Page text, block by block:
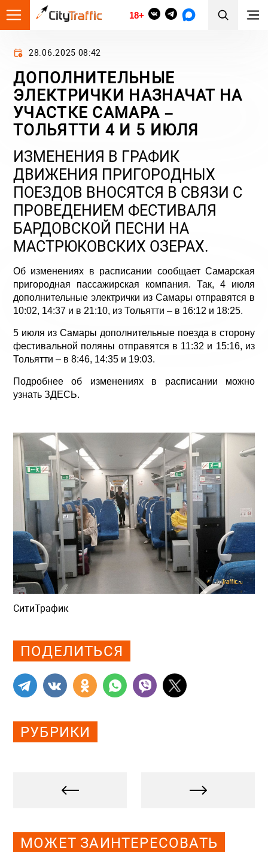
18+
28.06.2025 08:42
ДОПОЛНИТЕЛЬНЫЕ
ЭЛЕКТРИЧКИ НАЗНАЧАТ НА
УЧАСТКЕ САМАРА –
ТОЛЬЯТТИ 4 И 5 ИЮЛЯ
ИЗМЕНЕНИЯ В ГРАФИК
ДВИЖЕНИЯ ПРИГОРОДНЫХ
ПОЕЗДОВ ВНОСЯТСЯ В СВЯЗИ С
ПРОВЕДЕНИЕМ ФЕСТИВАЛЯ
БАРДОВСКОЙ ПЕСНИ НА
МАСТРЮКОВСКИХ ОЗЕРАХ.
Об изменениях в расписании сообщает Самарская
пригородная пассажирская компания. Так, 4 июля
дополнительные электрички из Самары отправятся в
10:02, 14:37 и в 21:10, из Тольятти – в 16:12 и 18:25.
5 июля из Самары дополнительные поезда в сторону
фестивальной поляны отправятся в 11:32 и 15:16, из
Тольятти – в 8:46, 14:35 и 19:03.
Подробнее об изменениях в расписании можно
узнать ЗДЕСЬ.
СитиТрафик
ПОДЕЛИТЬСЯ
РУБРИКИ
МОЖЕТ ЗАИНТЕРЕСОВАТЬ